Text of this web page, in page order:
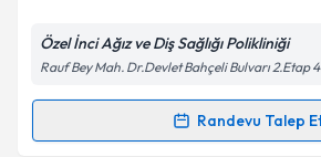
Kişisel verilerimin işlenmesine
Metni'ni okudum ve kişisel
Özel İnci Ağız ve Diş Sağlığı Polikliniği
Rauf Bey Mah. Dr.Devlet Bahçeli Bulvarı 2.Etap
Randevu Talep
Randevu Takvimi Talebi